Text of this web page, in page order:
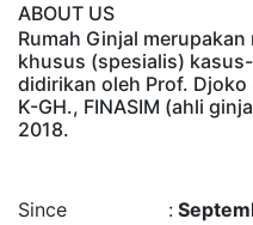
ABOUT US
Rumah Ginjal
khusus (spesialis)
didirikan oleh Prof. Djoko
K-GH., FINASIM (ahli
2018.
Since :